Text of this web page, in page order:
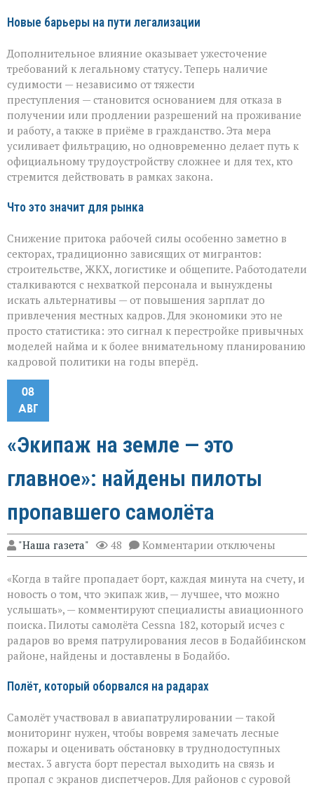
Новые барьеры на пути легализации
Дополнительное влияние оказывает ужесточение
требований к легальному статусу. Теперь наличие
судимости — независимо от тяжести
преступления — становится основанием для отказа в
получении или продлении разрешений на проживание
и работу, а также в приёме в гражданство. Эта мера
усиливает фильтрацию, но одновременно делает путь к
официальному трудоустройству сложнее и для тех, кто
стремится действовать в рамках закона.
Что это значит для рынка
Снижение притока рабочей силы особенно заметно в
секторах, традиционно зависящих от мигрантов:
строительстве, ЖКХ, логистике и общепите. Работодатели
сталкиваются с нехваткой персонала и вынуждены
искать альтернативы — от повышения зарплат до
привлечения местных кадров. Для экономики это не
просто статистика: это сигнал к перестройке привычных
моделей найма и к более внимательному планированию
кадровой политики на годы вперёд.
08
АВГ
«Экипаж на земле — это
главное»: найдены пилоты
пропавшего самолёта
"Наша газета" 48 Комментарии к
записи
на
земле — это
главное»:
найдены
пилоты
пропавшего
самолёта
отключены
«Когда в тайге пропадает борт, каждая минута на счету, и
новость о том, что экипаж жив, — лучшее, что можно
услышать», — комментируют специалисты авиационного
поиска. Пилоты самолёта Cessna 182, который исчез с
радаров во время патрулирования лесов в Бодайбинском
районе, найдены и доставлены в Бодайбо.
Полёт, который оборвался на радарах
Самолёт участвовал в авиапатрулировании — такой
мониторинг нужен, чтобы вовремя замечать лесные
пожары и оценивать обстановку в труднодоступных
местах. 3 августа борт перестал выходить на связь и
пропал с экранов диспетчеров. Для районов с суровой